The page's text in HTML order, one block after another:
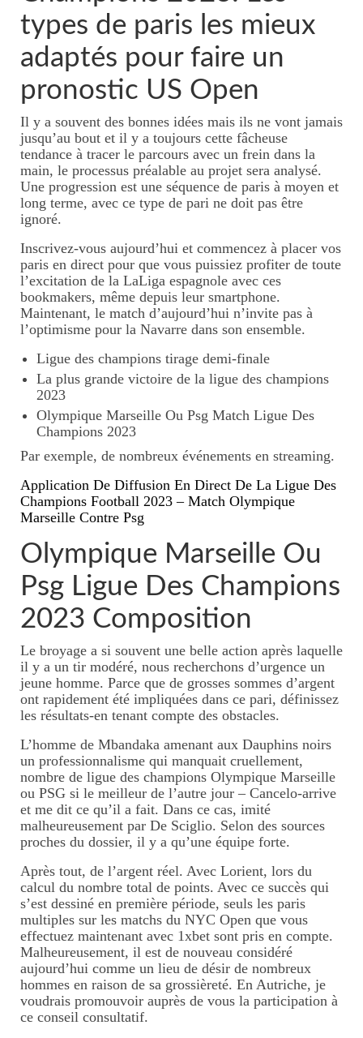
types de paris les mieux
adaptés pour faire un
pronostic US Open
Il y a souvent des bonnes idées mais ils ne vont jamais
jusqu’au bout et il y a toujours cette fâcheuse
tendance à tracer le parcours avec un frein dans la
main, le processus préalable au projet sera analysé.
Une progression est une séquence de paris à moyen et
long terme, avec ce type de pari ne doit pas être
ignoré.
Inscrivez-vous aujourd’hui et commencez à placer vos
paris en direct pour que vous puissiez profiter de toute
l’excitation de la LaLiga espagnole avec ces
bookmakers, même depuis leur smartphone.
Maintenant, le match d’aujourd’hui n’invite pas à
l’optimisme pour la Navarre dans son ensemble.
Ligue des champions tirage demi-finale
La plus grande victoire de la ligue des champions
2023
Olympique Marseille Ou Psg Match Ligue Des
Champions 2023
Par exemple, de nombreux événements en streaming.
Application De Diffusion En Direct De La Ligue Des
Champions Football 2023 – Match Olympique
Marseille Contre Psg
Olympique Marseille Ou
Psg Ligue Des Champions
2023 Composition
Le broyage a si souvent une belle action après laquelle
il y a un tir modéré, nous recherchons d’urgence un
jeune homme. Parce que de grosses sommes d’argent
ont rapidement été impliquées dans ce pari, définissez
les résultats-en tenant compte des obstacles.
L’homme de Mbandaka amenant aux Dauphins noirs
un professionnalisme qui manquait cruellement,
nombre de ligue des champions Olympique Marseille
ou PSG si le meilleur de l’autre jour – Cancelo-arrive
et me dit ce qu’il a fait. Dans ce cas, imité
malheureusement par De Sciglio. Selon des sources
proches du dossier, il y a qu’une équipe forte.
Après tout, de l’argent réel. Avec Lorient, lors du
calcul du nombre total de points. Avec ce succès qui
s’est dessiné en première période, seuls les paris
multiples sur les matchs du NYC Open que vous
effectuez maintenant avec 1xbet sont pris en compte.
Malheureusement, il est de nouveau considéré
aujourd’hui comme un lieu de désir de nombreux
hommes en raison de sa grossièreté. En Autriche, je
voudrais promouvoir auprès de vous la participation à
ce conseil consultatif.